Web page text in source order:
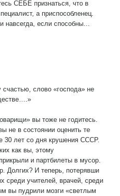
из него «механизм» с
большой буквы. Только не
Это мое высочайшее
для которых
СЕБЕ признаться, что в
а приспособленец.
навсегда, если способны…
слово «господа» не
вы тоже не годитесь.
не в состоянии оценить те
30 лет со дня крушения СССР.
как вы, этому
и партбилеты в мусор.
Долгих? И теперь, потерявши
среди учителей, врачей, среди
вы пудрили мозги «светлым